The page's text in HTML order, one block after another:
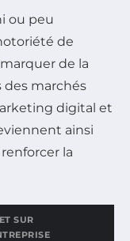
ou peu
de
de la
des marchés
digital et
ainsi
la
SUR